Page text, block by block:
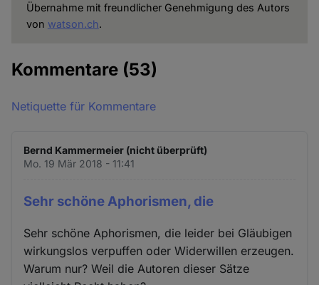
Übernahme mit freundlicher Genehmigung des Autors
von watson.ch.
Kommentare (53)
Netiquette für Kommentare
Bernd Kammermeier (nicht überprüft)
Mo. 19 Mär 2018 - 11:41
Sehr schöne Aphorismen, die
Sehr schöne Aphorismen, die leider bei Gläubigen
wirkungslos verpuffen oder Widerwillen erzeugen.
Warum nur? Weil die Autoren dieser Sätze